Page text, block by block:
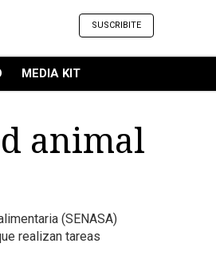
SUSCRIBITE
MEDIA KIT
animal
(SENASA)
realizan tareas